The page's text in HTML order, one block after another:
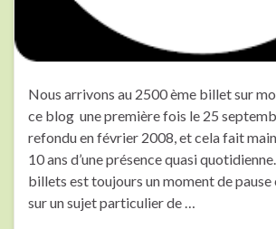
Nous arrivons au 2500 ème billet sur
ce blog une première fois le 25
refondu en février 2008, et cela fait
10 ans d’une présence quasi
billets est toujours un moment de
sur un sujet particulier de …